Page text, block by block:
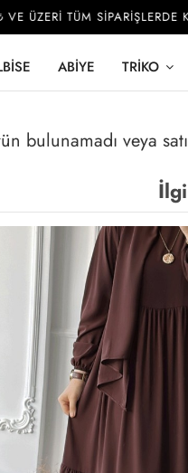
ÜZERİ TÜM SİPARİŞLERDE
ABIYE TRIKO
bulunamadı veya